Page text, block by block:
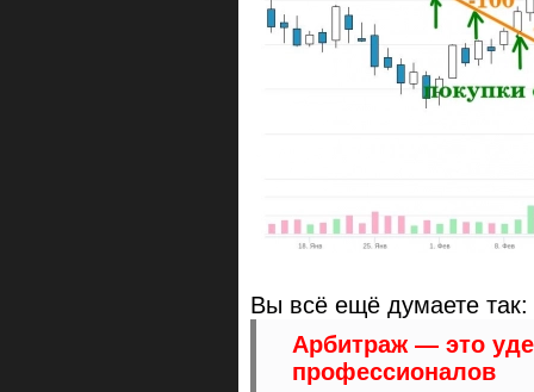
Вы всё ещё думаете так:
Арбитраж — это
профессионалов